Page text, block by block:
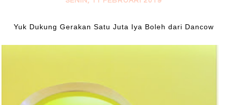
Yuk Dukung Gerakan Satu Juta Iya Boleh dari Dancow